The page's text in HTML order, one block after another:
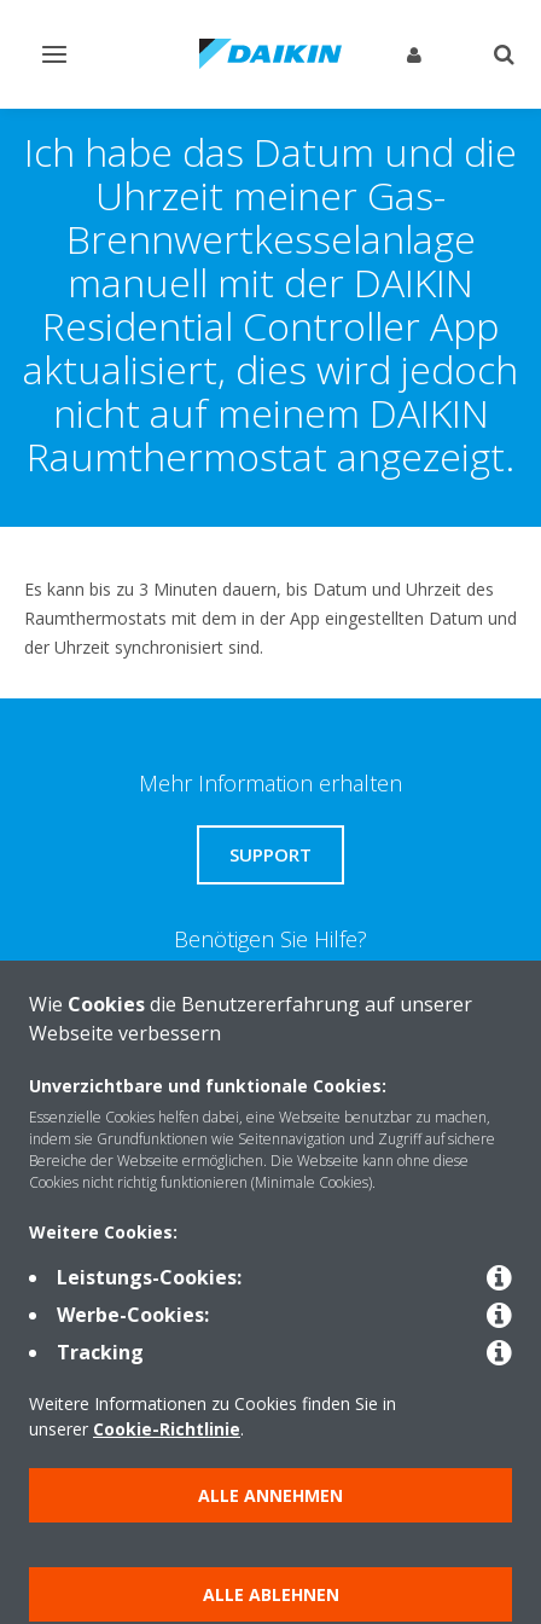
Navigation
Ich habe das Datum und die
Uhrzeit meiner Gas-
Brennwertkesselanlage
manuell mit der DAIKIN
Residential Controller App
aktualisiert, dies wird jedoch
nicht auf meinem DAIKIN
Raumthermostat angezeigt.
Es kann bis zu 3 Minuten dauern, bis Datum und Uhrzeit des
Raumthermostats mit dem in der App eingestellten Datum und
der Uhrzeit synchronisiert sind.
Mehr Information erhalten
SUPPORT
Benötigen Sie Hilfe?
KONTAKTIEREN SIE UNS
Über DAIKIN
Anwendungsbereiche
Kontakt
Produkte
Copyright © Daikin
Impressum
Hinweis zu Cookies
Datenschutzrichtlinie
Unternehmensethik
Data Act
Wie Cookiesdie Benutzererfahrung auf unserer
Webseite verbessern
Unverzichtbare und funktionale Cookies:
Essenzielle Cookies helfen dabei, eine Webseite benutzbar zu machen,
indem sie Grundfunktionen wie Seitennavigation und Zugriff auf sichere
Bereiche der Webseite ermöglichen. Die Webseite kann ohne diese
Cookies nicht richtig funktionieren (Minimale Cookies).
Weitere Cookies:
Leistungs-Cookies:
Werbe-Cookies:
Tracking
Weitere Informationen zu Cookies finden Sie in
unserer Cookie-Richtlinie.
ALLE ANNEHMEN
ALLE ABLEHNEN